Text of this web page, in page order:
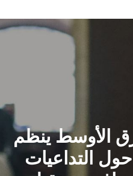
القطاعـات
الشئون الأكاديمية
البحث العلمي
الأوسط ينظم
التداعيات